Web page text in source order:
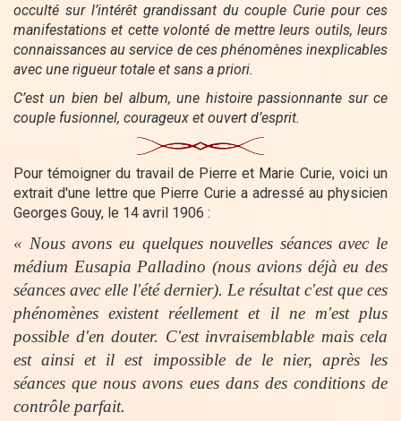
occulté sur l’intérêt grandissant du couple Curie pour ces
manifestations et cette volonté de mettre leurs outils, leurs
connaissances au service de ces phénomènes inexplicables
avec une rigueur totale et sans a priori.
C’est un bien bel album, une histoire passionnante sur ce
couple fusionnel, courageux et ouvert d’esprit.
Pour témoigner du travail de Pierre et Marie Curie, voici un
extrait d'une lettre que Pierre Curie a adressé au physicien
Georges Gouy, le 14 avril 1906 :
« Nous avons eu quelques nouvelles séances avec le
médium Eusapia Palladino (nous avions déjà eu des
séances avec elle l'été dernier). Le résultat c'est que ces
phénomènes existent réellement et il ne m'est plus
possible d'en douter. C'est invraisemblable mais cela
est ainsi et il est impossible de le nier, après les
séances que nous avons eues dans des conditions de
contrôle parfait.